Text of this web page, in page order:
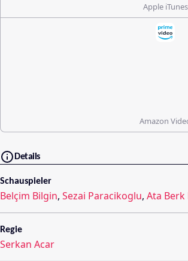
Apple iTunes
Amazon
Details
Schauspieler
Belçim Bilgin, Sezai Paracikoglu, Ata
Regie
Serkan Acar